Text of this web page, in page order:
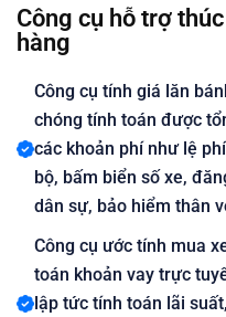
Công cụ hỗ trợ
hàng
Công cụ tính giá lăn
chóng tính toán được
các khoản phí như lệ
bộ, bấm biển số xe,
dân sự, bảo hiểm thân
Công cụ ước tính mua
toán khoản vay trực
lập tức tính toán lãi